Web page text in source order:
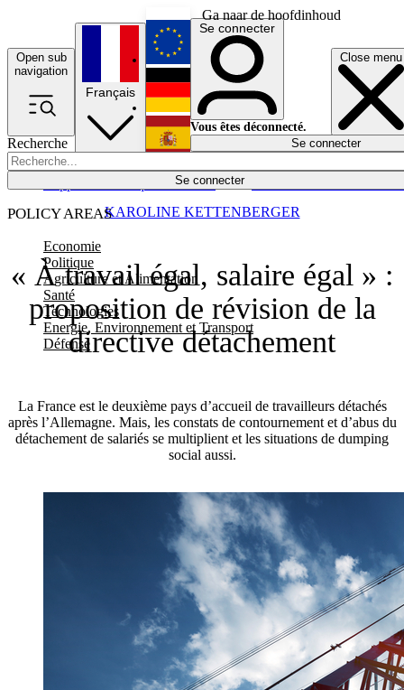
Ga naar de hoofdinhoud
Open sub
navigation
Close menu
Recherche
Se connecter
POLICY AREAS
Economie
Politique
Agriculture et Alimentation
Santé
Technologies
Energie, Environnement et Transport
Défense
Économie
Français
English
Deutsch
Español
Se connecter
Vous êtes déconnecté.
Se connecter
« À travail égal, salaire égal » :
proposition de révision de la
directive détachement
La France est le deuxième pays d’accueil de travailleurs détachés
après l’Allemagne. Mais, les constats de contournement et d’abus du
détachement de salariés se multiplient et les situations de dumping
social aussi.
KAROLINE KETTENBERGER